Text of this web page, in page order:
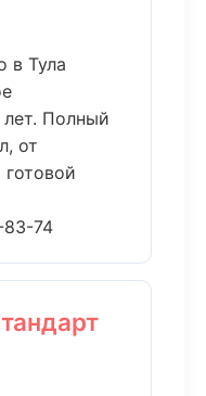
в Тула
лет. Полный
от
74